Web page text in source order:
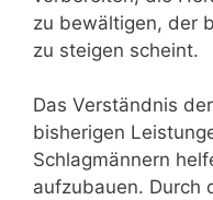
zu bewältigen, der
zu steigen scheint.
Das Verständnis
bisherigen
Schlagmännern
aufzubauen. Durch